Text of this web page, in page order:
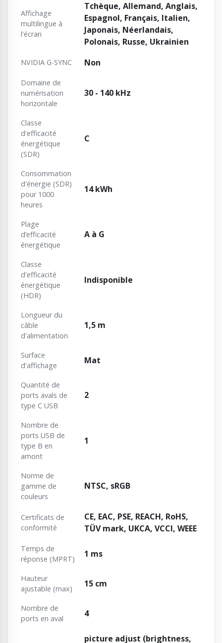
Affichage
multilingue à
l'écran
Tchèque, Allemand, Anglais,
Espagnol, Français, Italien,
Japonais, Néerlandais,
Polonais, Russe, Ukrainien
NVIDIA G-SYNC Non
Domaine de
numérisation
horizontale
30 - 140 kHz
Classe
d'efficacité
énergétique
(SDR)
C
Consommation
d'énergie (SDR)
pour 1000
heures
14 kWh
Plage
d’efficacité
énergétique
A à G
Classe
d'efficacité
énergétique
(HDR)
Indisponible
Longueur du
câble
d'alimentation
1,5 m
Surface
d'affichage
Mat
Quantité de
ports avals de
type C USB
2
Nombre de
ports USB de
type B en
amont
1
Norme de
gamme de
couleurs
NTSC, sRGB
Certificats de
conformité
CE, EAC, PSE, REACH, RoHS,
TÜV mark, UKCA, VCCI, WEEE
Temps de
réponse (MPRT)
1 ms
Hauteur
ajustable (max)
15 cm
Nombre de
ports en aval
4
picture adjust (brightness,